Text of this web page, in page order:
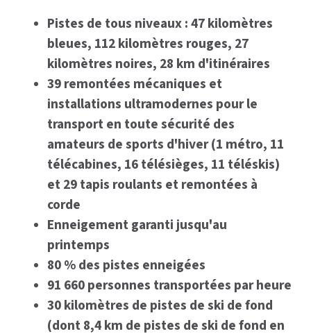
Pistes de tous niveaux : 47 kilomètres
bleues, 112 kilomètres rouges, 27
kilomètres noires, 28 km d'itinéraires
39 remontées mécaniques et
installations ultramodernes pour le
transport en toute sécurité des
amateurs de sports d'hiver (1 métro, 11
télécabines, 16 télésièges, 11 téléskis)
et 29 tapis roulants et remontées à
corde
Enneigement garanti jusqu'au
printemps
80 % des pistes enneigées
91 660 personnes transportées par heure
30 kilomètres de pistes de ski de fond
(dont 8,4 km de pistes de ski de fond en